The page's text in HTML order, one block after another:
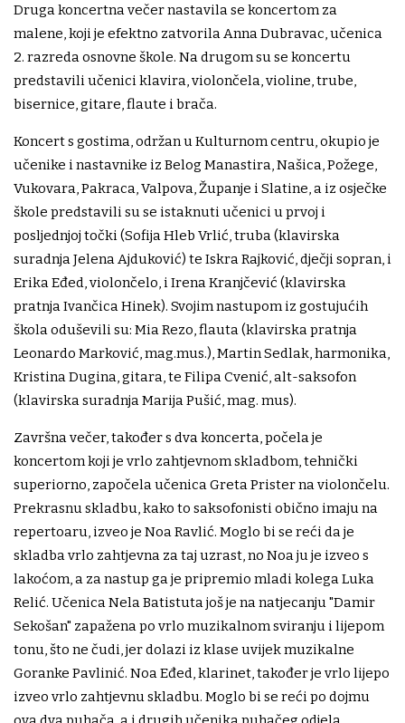
Druga koncertna večer nastavila se koncertom za
malene, koji je efektno zatvorila Anna Dubravac, učenica
2. razreda osnovne škole. Na drugom su se koncertu
predstavili učenici klavira, violončela, violine, trube,
bisernice, gitare, flaute i brača.
Koncert s gostima, održan u Kulturnom centru, okupio je
učenike i nastavnike iz Belog Manastira, Našica, Požege,
Vukovara, Pakraca, Valpova, Županje i Slatine, a iz osječke
škole predstavili su se istaknuti učenici u prvoj i
posljednjoj točki (Sofija Hleb Vrlić, truba (klavirska
suradnja Jelena Ajduković) te Iskra Rajković, dječji sopran, i
Erika Eđed, violončelo, i Irena Kranjčević (klavirska
pratnja Ivančica Hinek). Svojim nastupom iz gostujućih
škola oduševili su: Mia Rezo, flauta (klavirska pratnja
Leonardo Marković, mag.mus.), Martin Sedlak, harmonika,
Kristina Dugina, gitara, te Filipa Cvenić, alt-saksofon
(klavirska suradnja Marija Pušić, mag. mus).
Završna večer, također s dva koncerta, počela je
koncertom koji je vrlo zahtjevnom skladbom, tehnički
superiorno, započela učenica Greta Prister na violončelu.
Prekrasnu skladbu, kako to saksofonisti obično imaju na
repertoaru, izveo je Noa Ravlić. Moglo bi se reći da je
skladba vrlo zahtjevna za taj uzrast, no Noa ju je izveo s
lakoćom, a za nastup ga je pripremio mladi kolega Luka
Relić. Učenica Nela Batistuta još je na natjecanju "Damir
Sekošan" zapažena po vrlo muzikalnom sviranju i lijepom
tonu, što ne čudi, jer dolazi iz klase uvijek muzikalne
Goranke Pavlinić. Noa Eđed, klarinet, također je vrlo lijepo
izveo vrlo zahtjevnu skladbu. Moglo bi se reći po dojmu